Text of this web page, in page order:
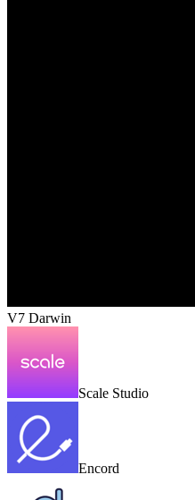
V7 Darwin
Scale Studio
Encord